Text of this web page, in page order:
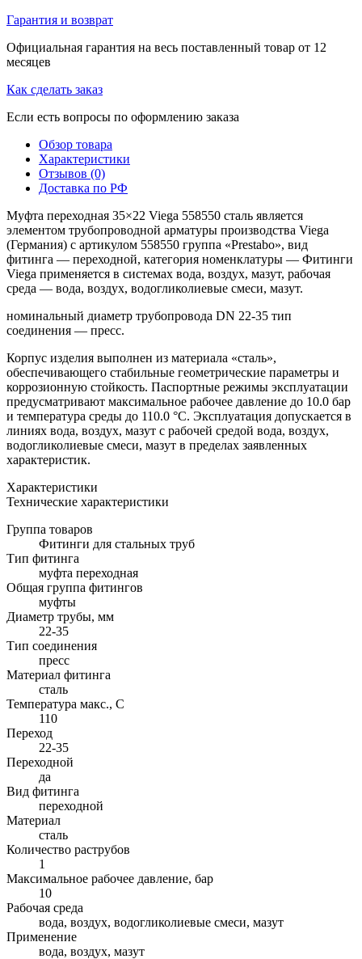
Гарантия и возврат
Официальная гарантия на весь поставленный товар от 12
месяцев
Как сделать заказ
Если есть вопросы по оформлению заказа
Обзор товара
Характеристики
Отзывов (0)
Доставка по РФ
Муфта переходная 35×22 Viega 558550 сталь является
элементом трубопроводной арматуры производства Viega
(Германия) с артикулом 558550 группа «Prestabo», вид
фитинга — переходной, категория номенклатуры — Фитинги
Viega применяется в системах вода, воздух, мазут, рабочая
среда — вода, воздух, водогликолиевые смеси, мазут.
номинальный диаметр трубопровода DN 22-35 тип
соединения — пресс.
Корпус изделия выполнен из материала «сталь»,
обеспечивающего стабильные геометрические параметры и
коррозионную стойкость. Паспортные режимы эксплуатации
предусматривают максимальное рабочее давление до 10.0 бар
и температура среды до 110.0 °C. Эксплуатация допускается в
линиях вода, воздух, мазут с рабочей средой вода, воздух,
водогликолиевые смеси, мазут в пределах заявленных
характеристик.
Характеристики
Технические характеристики
Группа товаров
Фитинги для стальных труб
Тип фитинга
муфта переходная
Общая группа фитингов
муфты
Диаметр трубы, мм
22-35
Тип соединения
пресс
Материал фитинга
сталь
Температура макс., С
110
Переход
22-35
Переходной
да
Вид фитинга
переходной
Материал
сталь
Количество раструбов
1
Максимальное рабочее давление, бар
10
Рабочая среда
вода, воздух, водогликолиевые смеси, мазут
Применение
вода, воздух, мазут